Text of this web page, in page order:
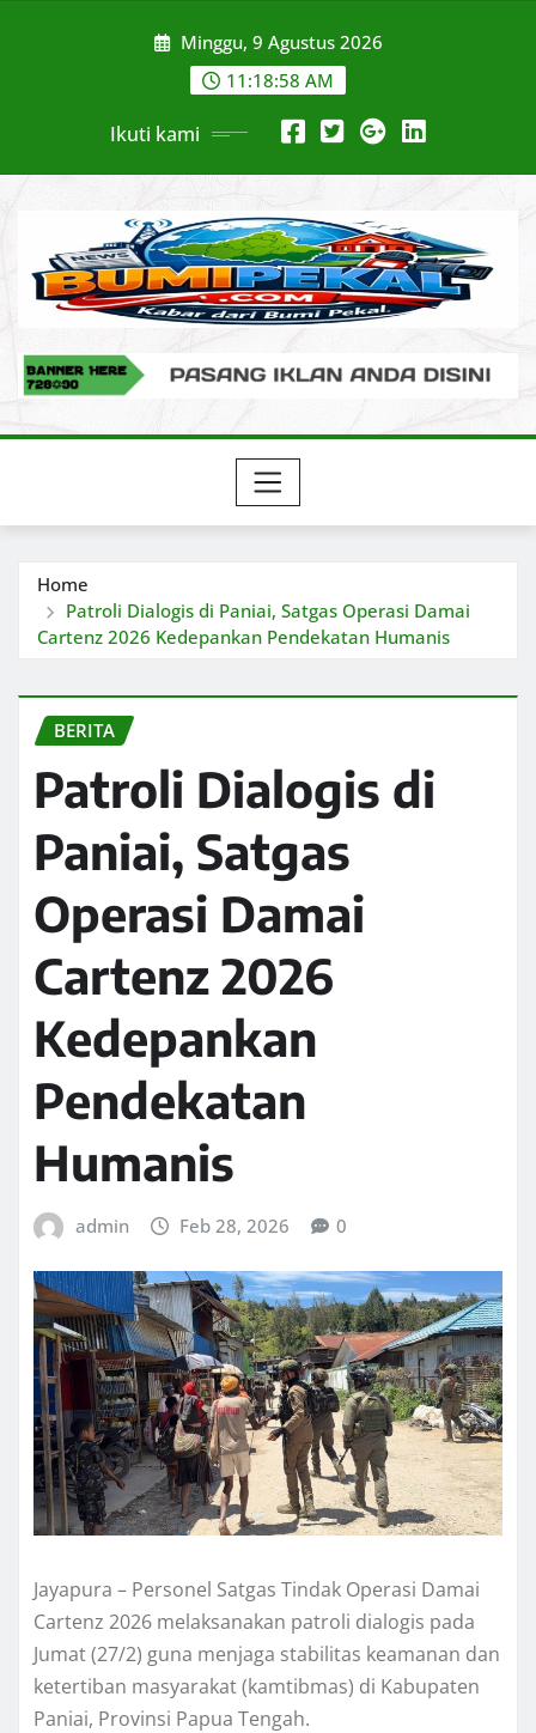
Minggu, 9 Agustus 2026
11:18:59 AM
Ikuti kami
Home
Patroli Dialogis di Paniai, Satgas Operasi Damai
Cartenz 2026 Kedepankan Pendekatan Humanis
BERITA
Patroli Dialogis di
Paniai, Satgas
Operasi Damai
Cartenz 2026
Kedepankan
Pendekatan
Humanis
admin Feb 28, 2026 0
Jayapura – Personel Satgas Tindak Operasi Damai
Cartenz 2026 melaksanakan patroli dialogis pada
Jumat (27/2) guna menjaga stabilitas keamanan dan
ketertiban masyarakat (kamtibmas) di Kabupaten
Paniai, Provinsi Papua Tengah.